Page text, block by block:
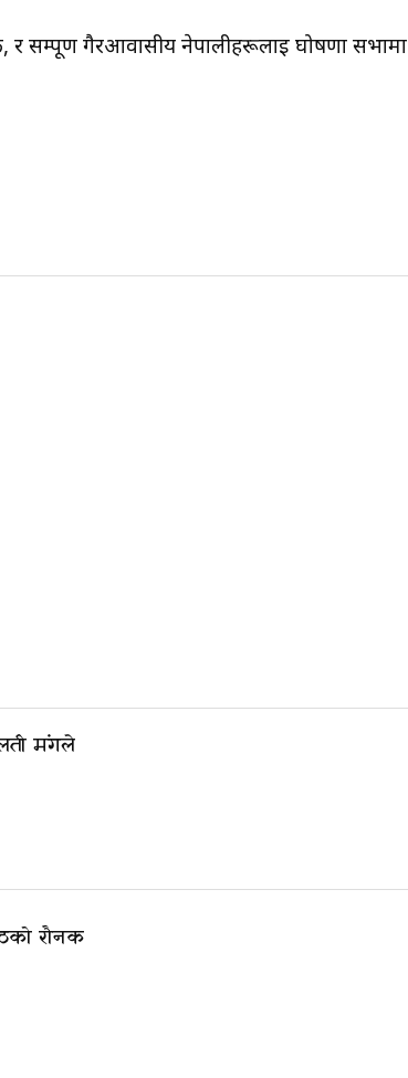
सम्पूर्ण गैरआवासीय नेपालीहरूलाई घोषणा सभामा
मंगले
रौनक